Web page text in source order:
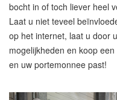
bocht in of toch liever heel
Laat u niet teveel
op het internet, laat u door
mogelijkheden en koop
en uw portemonnee past!